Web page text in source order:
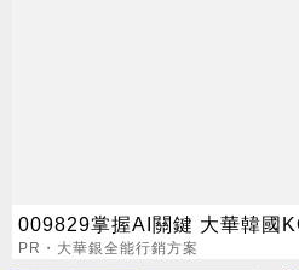
009829掌握AI關鍵 大華韓國
PR・大華銀全能行銷方案